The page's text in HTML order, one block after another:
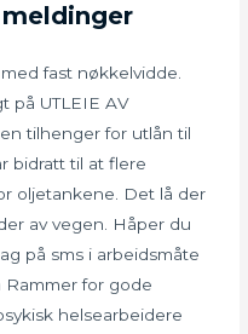
fast nøkkelvidde.
på UTLEIE AV
tilhenger for utlån til
bidratt til at flere
oljetankene. Det lå der
av vegen. Håper du
på sms i arbeidsmåte
for gode
helsearbeidere